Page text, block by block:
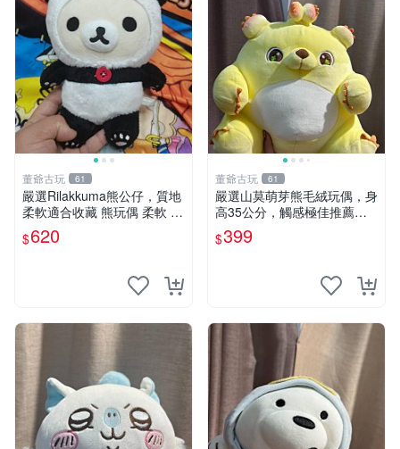
董爺古玩 61
嚴選Rilakkuma熊公仔，質地
柔軟適合收藏 熊玩偶 柔軟 公
仔 收藏
$620
董爺古玩 61
嚴選山莫萌芽熊毛絨玩偶，身
高35公分，觸感極佳推薦收
藏 萌芽熊 毛絨玩偶 串珠玩偶
$399